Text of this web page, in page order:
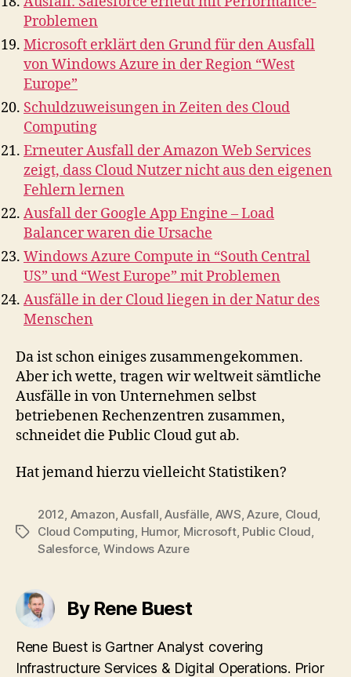
Problemen
Microsoft erklärt den Grund für den Ausfall
von Windows Azure in der Region “West
Europe”
Schuldzuweisungen in Zeiten des Cloud
Computing
Erneuter Ausfall der Amazon Web Services
zeigt, dass Cloud Nutzer nicht aus den eigenen
Fehlern lernen
Ausfall der Google App Engine – Load
Balancer waren die Ursache
Windows Azure Compute in “South Central
US” und “West Europe” mit Problemen
Ausfälle in der Cloud liegen in der Natur des
Menschen
Da ist schon einiges zusammengekommen.
Aber ich wette, tragen wir weltweit sämtliche
Ausfälle in von Unternehmen selbst
betriebenen Rechenzentren zusammen,
schneidet die Public Cloud gut ab.
Hat jemand hierzu vielleicht Statistiken?
Tags
2012, Amazon,Ausfall,Ausfälle, AWS,Azure, Cloud,
Cloud Computing, Humor, Microsoft, Public Cloud,
Salesforce, Windows Azure
By Rene Buest
Rene Buest is Gartner Analyst covering
Infrastructure Services & Digital Operations. Prior